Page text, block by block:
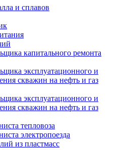
и сплавов
капитального ремонта
эксплуатационного и
скважин на нефть и газ
эксплуатационного и
скважин на нефть и газ
тепловоза
электропоезда
из пластмасс